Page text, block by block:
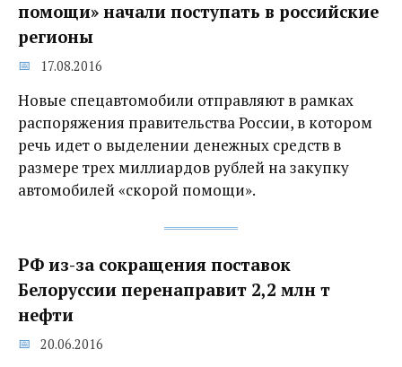
помощи» начали поступать в российские
регионы
17.08.2016
Новые спецавтомобили отправляют в рамках
распоряжения правительства России, в котором
речь идет о выделении денежных средств в
размере трех миллиардов рублей на закупку
автомобилей «скорой помощи».
РФ из-за сокращения поставок
Белоруссии перенаправит 2,2 млн т
нефти
20.06.2016